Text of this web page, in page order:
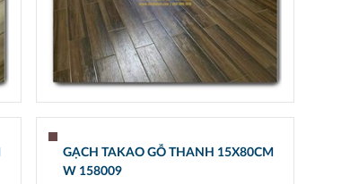
GẠCH TAKAO GỖ THANH 15X80CM
W 158009